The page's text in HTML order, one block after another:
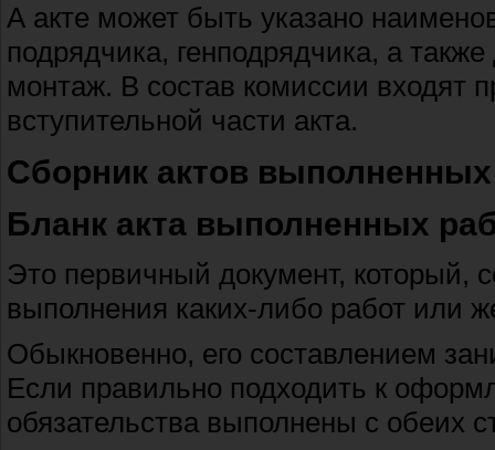
А акте может быть указано
подрядчика, генподрядчика, а
монтаж. В состав комиссии входят
вступительной части акта.
Сборник актов
Бланк акта выполненных
Это первичный документ, который,
выполнения каких-либо работ или
Обыкновенно, его составлением
Если правильно подходить к
обязательства выполнены с обеих